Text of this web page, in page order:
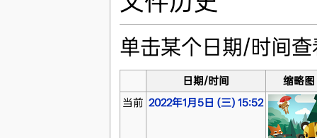
单击某个日期/时间
日期/时间
缩略图
当前 2022年1月5日 (三) 15:52